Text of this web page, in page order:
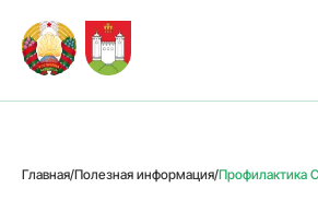
Главная/Полезная информация/Профилактика